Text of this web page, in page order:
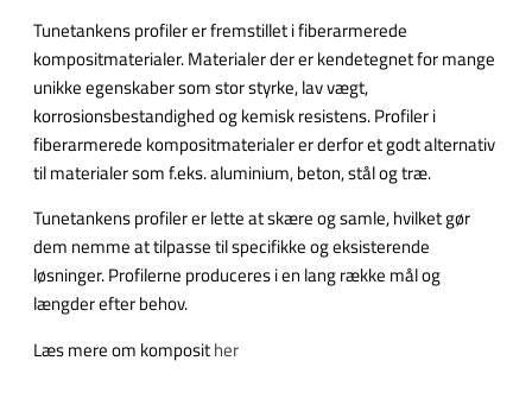
Tunetankens profiler er fremstillet i fiberarmerede
kompositmaterialer. Materialer der er kendetegnet for mange
unikke egenskaber som stor styrke, lav vægt,
korrosionsbestandighed og kemisk resistens. Profiler i
fiberarmerede kompositmaterialer er derfor et godt alternativ
til materialer som f.eks. aluminium, beton, stål og træ.
Tunetankens profiler er lette at skære og samle, hvilket gør
dem nemme at tilpasse til specifikke og eksisterende
løsninger. Profilerne produceres i en lang række mål og
længder efter behov.
Læs mere om komposither